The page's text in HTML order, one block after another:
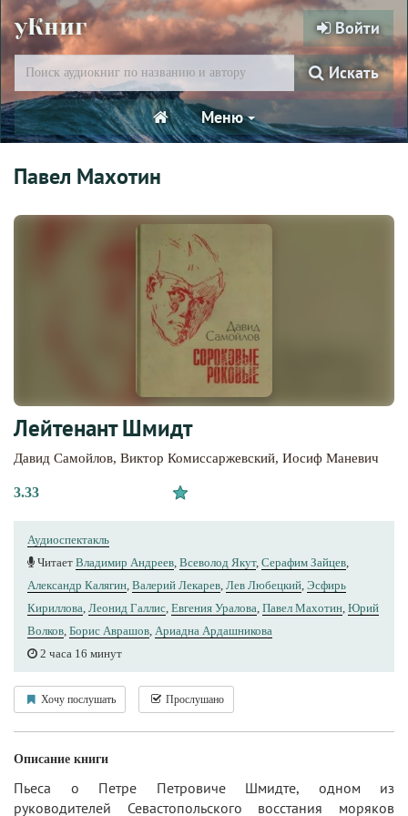
уКниг Войти
Искать
Меню
Павел Махотин
Лейтенант Шмидт
Давид Самойлов, Виктор Комиссаржевский, Иосиф Маневич
3.33
Аудиоспектакль
Читает Владимир Андреев, Всеволод Якут, Серафим Зайцев,
Александр Калягин, Валерий Лекарев, Лев Любецкий, Эсфирь
Кириллова, Леонид Галлис, Евгения Уралова, Павел Махотин, Юрий
Волков, Борис Аврашов, Ариадна Ардашникова
2 часа 16 минут
Хочу послушать Прослушано
Описание книги
Пьеса о Петре Петровиче Шмидте, одном из
руководителей Севастопольского восстания моряков